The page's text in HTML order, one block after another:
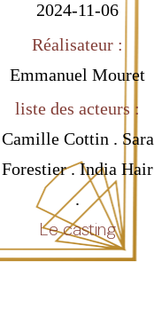
2024-11-06
Réalisateur :
Emmanuel Mouret
liste des acteurs :
Camille Cottin . Sara
Forestier . India Hair
.
Le casting